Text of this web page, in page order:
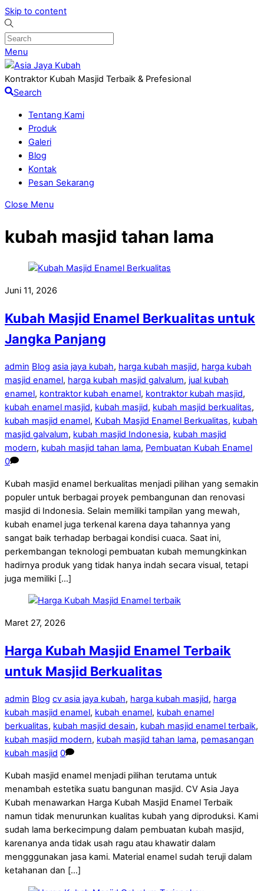
Skip to content
Menu
Kontraktor Kubah Masjid Terbaik & Prefesional
Search
Tentang Kami
Produk
Galeri
Blog
Kontak
Pesan Sekarang
Close Menu
kubah masjid tahan lama
Juni 11, 2026
Kubah Masjid Enamel Berkualitas untuk
Jangka Panjang
admin Blog asia jaya kubah, harga kubah masjid, harga kubah
masjid enamel, harga kubah masjid galvalum, jual kubah
enamel, kontraktor kubah enamel, kontraktor kubah masjid,
kubah enamel masjid, kubah masjid, kubah masjid berkualitas,
kubah masjid enamel, Kubah Masjid Enamel Berkualitas, kubah
masjid galvalum, kubah masjid Indonesia, kubah masjid
modern, kubah masjid tahan lama, Pembuatan Kubah Enamel
0
Kubah masjid enamel berkualitas menjadi pilihan yang semakin
populer untuk berbagai proyek pembangunan dan renovasi
masjid di Indonesia. Selain memiliki tampilan yang mewah,
kubah enamel juga terkenal karena daya tahannya yang
sangat baik terhadap berbagai kondisi cuaca. Saat ini,
perkembangan teknologi pembuatan kubah memungkinkan
hadirnya produk yang tidak hanya indah secara visual, tetapi
juga memiliki […]
Maret 27, 2026
Harga Kubah Masjid Enamel Terbaik
untuk Masjid Berkualitas
admin Blog cv asia jaya kubah, harga kubah masjid, harga
kubah masjid enamel, kubah enamel, kubah enamel
berkualitas, kubah masjid desain, kubah masjid enamel terbaik,
kubah masjid modern, kubah masjid tahan lama, pemasangan
kubah masjid 0
Kubah masjid enamel menjadi pilihan terutama untuk
menambah estetika suatu bangunan masjid. CV Asia Jaya
Kubah menawarkan Harga Kubah Masjid Enamel Terbaik
namun tidak menurunkan kualitas kubah yang diproduksi. Kami
sudah lama berkecimpung dalam pembuatan kubah masjid,
karenanya anda tidak usah ragu atau khawatir dalam
mengggunakan jasa kami. Material enamel sudah teruji dalam
ketahanan dan […]